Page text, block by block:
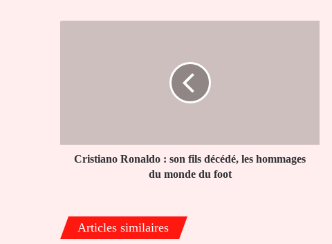
du
mondeCristiano Ronaldo : son fils décédé, les hommages
du monde du foot
Articles similaires